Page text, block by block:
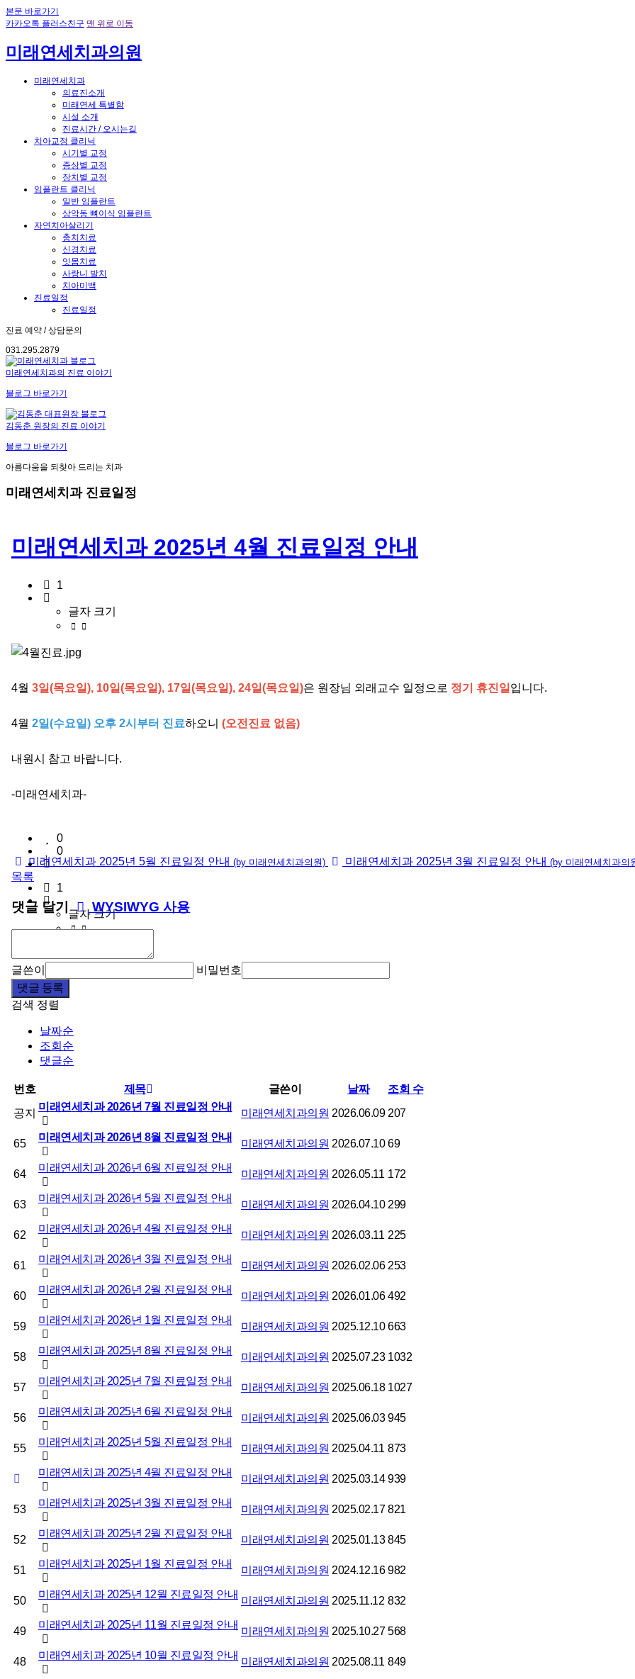
본문 바로가기
카카오톡 플러스친구 맨 위로 이동
미래연세치과의원
미래연세치과
의료진소개
미래연세 특별함
시설 소개
진료시간 / 오시는길
치아교정 클리닉
시기별 교정
증상별 교정
장치별 교정
임플란트 클리닉
일반 임플란트
상악동 뼈이식 임플란트
자연치아살리기
충치치료
신경치료
잇몸치료
사랑니 발치
치아미백
진료일정
진료일정
진료 예약 / 상담문의
031.295.2879
미래연세치과의 진료 이야기
블로그 바로가기
김동춘 원장의 진료 이야기
블로그 바로가기
아름다움을 되찾아 드리는 치과
미래연세치과 진료일정
미래연세치과 2025년 4월 진료일정 안내
1
글자 크기
4월 3일(목요일), 10일(목요일), 17일(목요일), 24일(목요일)은 원장님 외래교수 일정으로 정기 휴진일 입니다.
4월 2일(수요일) 오후 2시부터 진료하오니 (오전진료 없음)
내원시 참고 바랍니다.
-미래연세치과-
0
0
1
글자 크기
미래연세치과 2025년 5월 진료일정 안내 (by 미래연세치과의원) 미래연세치과 2025년 3월 진료일정 안내 (by 미래연세치과의
목록
댓글 달기 WYSIWYG 사용
글쓴이
비밀번호
댓글 등록
검색 정렬
날짜순
조회순
댓글순
번호 제목 글쓴이 날짜
조회 수
공지
미래연세치과 2026년 7월 진료일정 안내
미래연세치과의원 2026.06.09 207
65
미래연세치과 2026년 8월 진료일정 안내
미래연세치과의원 2026.07.10 69
64
미래연세치과 2026년 6월 진료일정 안내
미래연세치과의원 2026.05.11 172
63
미래연세치과 2026년 5월 진료일정 안내
미래연세치과의원 2026.04.10 299
62
미래연세치과 2026년 4월 진료일정 안내
미래연세치과의원 2026.03.11 225
61
미래연세치과 2026년 3월 진료일정 안내
미래연세치과의원 2026.02.06 253
60
미래연세치과 2026년 2월 진료일정 안내
미래연세치과의원 2026.01.06 492
59
미래연세치과 2026년 1월 진료일정 안내
미래연세치과의원 2025.12.10 663
58
미래연세치과 2025년 8월 진료일정 안내
미래연세치과의원 2025.07.23 1032
57
미래연세치과 2025년 7월 진료일정 안내
미래연세치과의원 2025.06.18 1027
56
미래연세치과 2025년 6월 진료일정 안내
미래연세치과의원 2025.06.03 945
55
미래연세치과 2025년 5월 진료일정 안내
미래연세치과의원 2025.04.11 873
미래연세치과 2025년 4월 진료일정 안내
미래연세치과의원 2025.03.14 939
53
미래연세치과 2025년 3월 진료일정 안내
미래연세치과의원 2025.02.17 821
52
미래연세치과 2025년 2월 진료일정 안내
미래연세치과의원 2025.01.13 845
51
미래연세치과 2025년 1월 진료일정 안내
미래연세치과의원 2024.12.16 982
50
미래연세치과 2025년 12월 진료일정 안내
미래연세치과의원 2025.11.12 832
49
미래연세치과 2025년 11월 진료일정 안내
미래연세치과의원 2025.10.27 568
48
미래연세치과 2025년 10월 진료일정 안내
미래연세치과의원 2025.08.11 849